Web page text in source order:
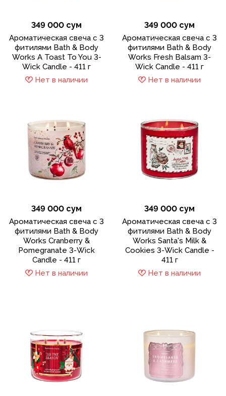
349 000 сум
Ароматическая свеча с 3
фитилями Bath & Body
Works A Toast To You 3-
Wick Candle - 411 г
Нет в наличии
349 000 сум
Ароматическая свеча с 3
фитилями Bath & Body
Works Fresh Balsam 3-
Wick Candle - 411 г
Нет в наличии
349 000 сум
Ароматическая свеча с 3
фитилями Bath & Body
Works Cranberry &
Pomegranate 3-Wick
Candle - 411 г
Нет в наличии
349 000 сум
Ароматическая свеча с 3
фитилями Bath & Body
Works Santa's Milk &
Cookies 3-Wick Candle -
411 г
Нет в наличии